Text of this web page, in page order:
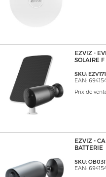
EZVIZ -
SOLAIRE F
SKU:
EAN:
Prix de
EZVIZ -
BATTERIE
SKU:
EAN: